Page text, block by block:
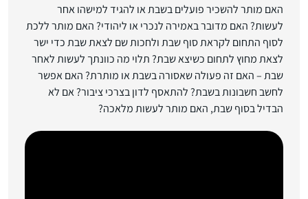
האם מותר להשכיר פועלים בשבת או להגיד למישהו אחר
לעשות? האם מדובר באמירה לנכרי או ליהודי? האם מותר ללכת
לסוף התחום לקראת סוף שבת ולחכות שם לצאת שבת כדי ישר
לצאת מחוץ לתחום כשיצא שבת? תלוי מה כוונתך לעשות לאחר
שבת – האם זה פעולה שאסורה בשבת או מותרת? האם אפשר
לחשב חשבונות בשבת? להתאסף לדון בצרכי ציבור? אם לא
הבדיל בסוף שבת, האם מותר לעשות מלאכה?